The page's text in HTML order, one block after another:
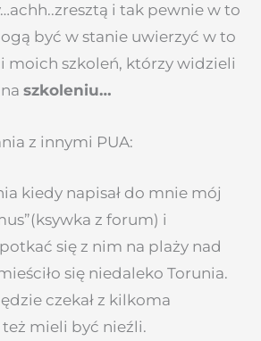
i tak pewnie w to
być w stanie uwierzyć w to
moich szkoleń, którzy widzieli
szkoleniu…
z innymi PUA:
kiedy napisał do mnie mój
z forum) i
się z nim na plaży nad
się niedaleko Torunia.
czekał z kilkoma
mieli być nieźli.